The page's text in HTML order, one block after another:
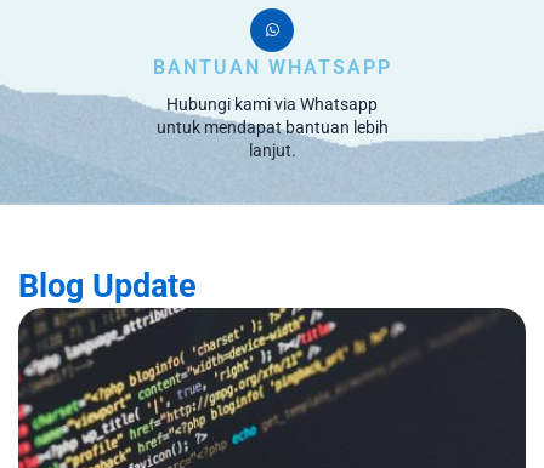
BANTUAN WHATSAPP
Hubungi kami via Whatsapp
untuk mendapat bantuan lebih
lanjut.
Blog Update